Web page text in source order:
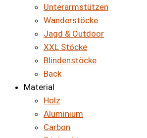
Unterarmstützen
Wanderstöcke
Jagd & Outdoor
XXL Stöcke
Blindenstöcke
Back
Material
Holz
Aluminium
Carbon